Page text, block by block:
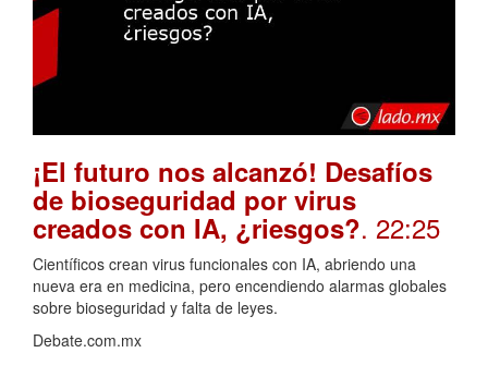
¡El futuro nos alcanzó! Desafíos
de bioseguridad por virus
creados con IA, ¿riesgos?. 22:25
Científicos crean virus funcionales con IA, abriendo una
nueva era en medicina, pero encendiendo alarmas globales
sobre bioseguridad y falta de leyes.
Debate.com.mx